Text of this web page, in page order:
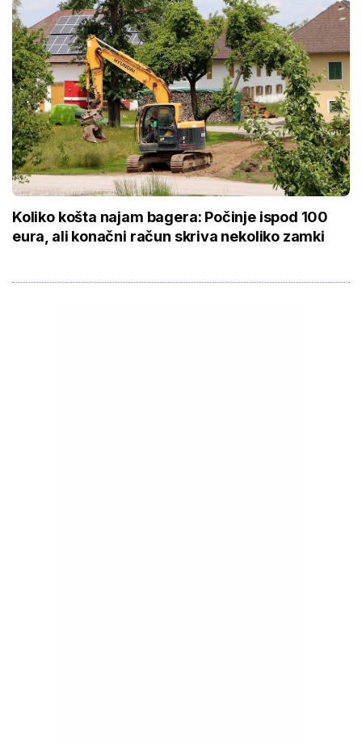
Koliko košta najam bagera: Počinje ispod 100
eura, ali konačni račun skriva nekoliko zamki